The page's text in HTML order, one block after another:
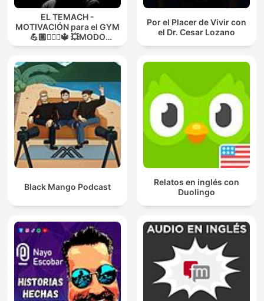
EL TEMACH -
MOTIVACIÓN para el GYM
💪🏼🏋🏻‍♀🔱 💥MODO
GUERRA💥
Por el Placer de Vivir con
el Dr. Cesar Lozano
Black Mango Podcast
Relatos en inglés con
Duolingo